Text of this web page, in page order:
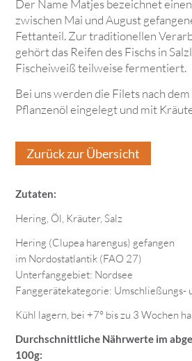
Zutaten:
Hering, Öl, Kräuter, Salz
Hering (Clupea harengus) gefangen
im Nordostatlantik (FAO 27)
Unterfanggebiet: Nordsee
Fanggerätekategorie: Umschließungs-
Kühl lagern, bei +7° bis zu 3 Wochen
Durchschnittliche Nährwerte im
100g:
Der Name Matjes bezeichnet einen
zwischen Mai und August
Fettanteil. Zur traditionellen
gehört das Reifen des Fischs in
Fischeiweiß teilweise fermentiert.
Bei uns werden die Filets nach
Pflanzenöl eingelegt und mit
Zurück zur Übersicht